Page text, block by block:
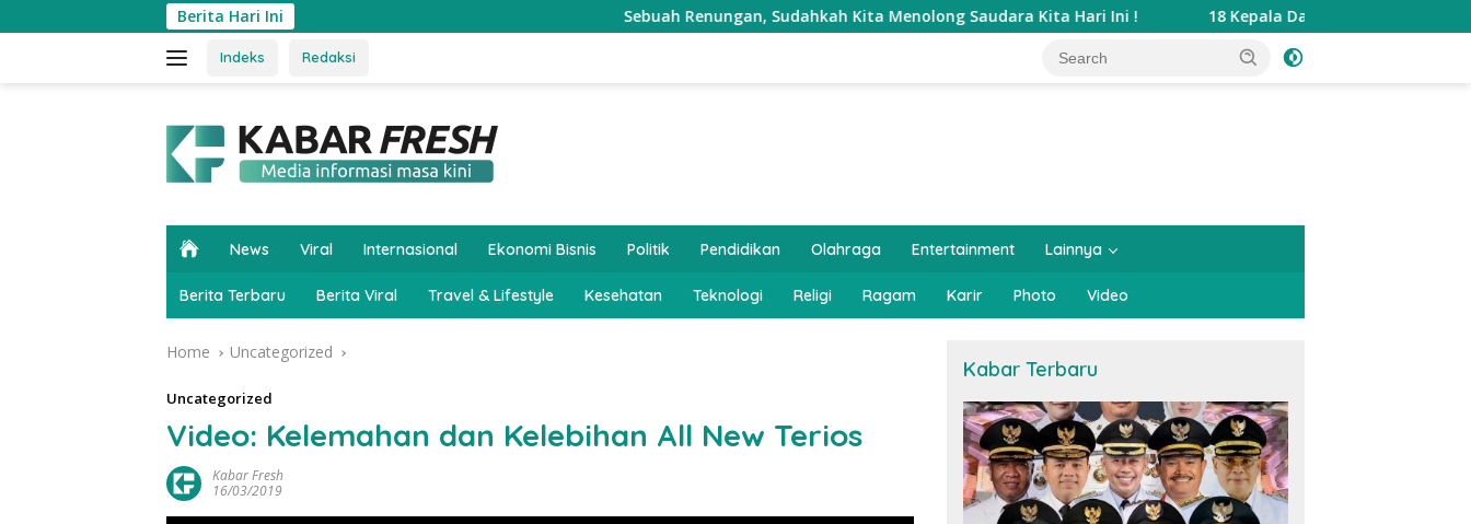
to
Berita Hari Ini Sebuah Renungan, Sudahkah Kita Menolong Saudara Kita Hari Ini ! 18 Kepala Daerah Terjaring OTT KPK Dalam 12
Indeks Redaksi
H
m
e
News Viral Internasional Ekonomi Bisnis Politik Pendidikan Olahraga Entertainment Lainnya
Berita Terbaru Berita Viral Travel & Lifestyle Kesehatan Teknologi Religi Ragam Karir Photo Video
Home Uncategorized
Uncategorized
Video: Kelemahan dan Kelebihan All New Terios
Kabar Fresh
16/03/2019
Kabar Terbaru